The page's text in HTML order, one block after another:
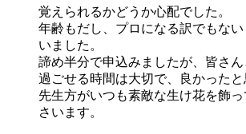
覚えられるかどうか心配でした。
年齢もだし、プロになる訳でもな
いました。
諦め半分で申込みましたが、皆さ
過ごせる時間は大切で、良かったと
先生方がいつも素敵な生け花を飾
さいます。